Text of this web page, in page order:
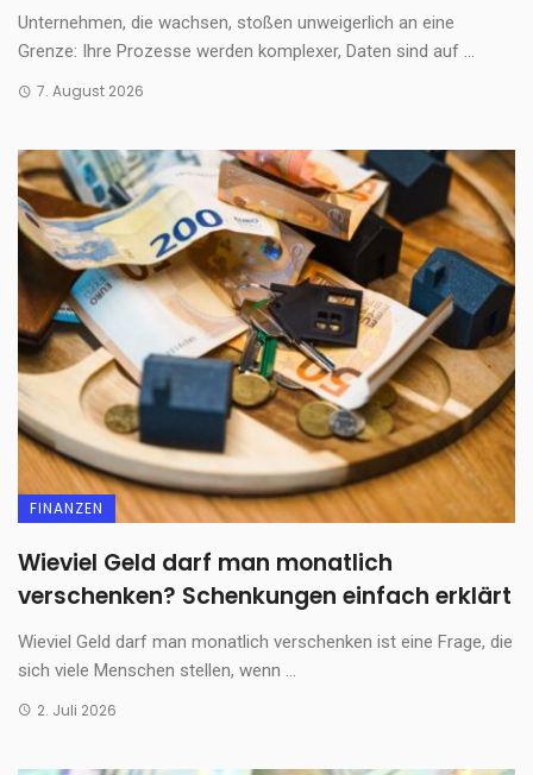
Unternehmen, die wachsen, stoßen unweigerlich an eine
Grenze: Ihre Prozesse werden komplexer, Daten sind auf ...
7. August 2026
FINANZEN
Wieviel Geld darf man monatlich
verschenken? Schenkungen einfach erklärt
Wieviel Geld darf man monatlich verschenken ist eine Frage, die
sich viele Menschen stellen, wenn ...
2. Juli 2026